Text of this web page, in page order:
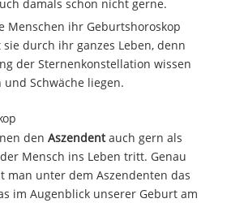
damals schon nicht gerne.
Menschen ihr Geburtshoroskop
durch ihr ganzes Leben, denn
der Sternenkonstellation wissen
Schwäche liegen.
den Aszendentauch gern als
Mensch ins Leben tritt. Genau
man unter dem Aszendenten das
im Augenblick unserer Geburt am